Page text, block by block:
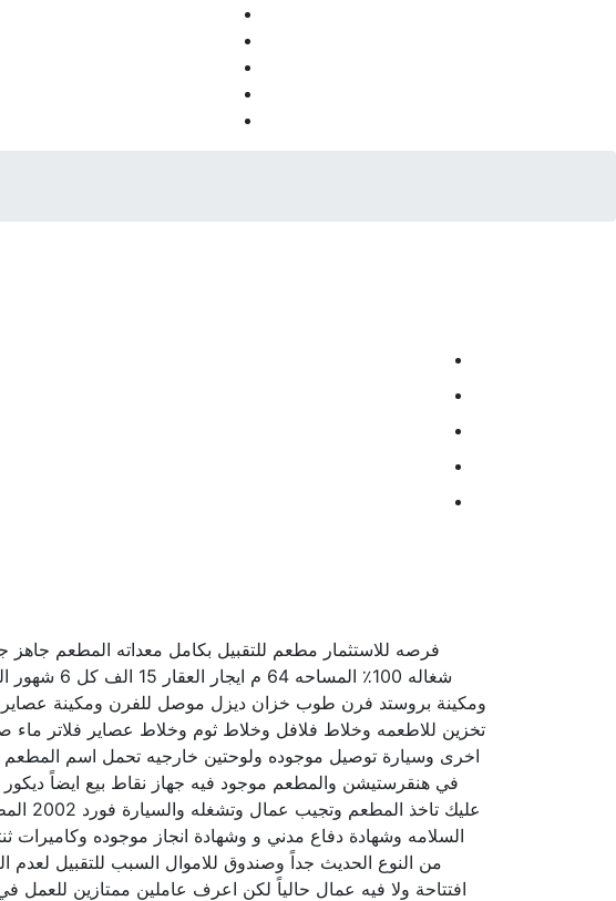
فرصه للاستثمار مطعم للتقبيل بكامل معداته المطعم
شغاله 100٪؜
ومكينة بروستد فرن طوب خزان ديزل موصل للفرن ومكينة عصاير
تخزين للاطعمه وخلاط فلافل وخلاط ثوم وخلاط عصاير فلاتر ماء
اخرى وسيارة توصيل موجوده ولوحتين خارجيه تحمل اسم المطعم
في هنقرستيشن والمطعم موجود فيه جهاز نقاط بيع ايضاً
عليك
السلامه وشهادة دفاع مدني و وشهادة انجاز موجوده وكاميرات
من النوع الحديث جداً وصندوق للاموال السبب للتقبيل لعدم
افتتاحة ولا فيه عمال حالياً لكن اعرف عاملين ممتازين